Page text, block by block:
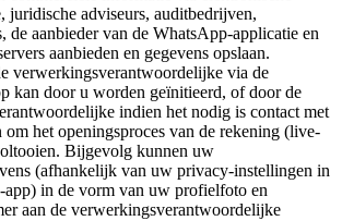
juridische adviseurs, auditbedrijven,
de aanbieder van de WhatsApp-applicatie en
aanbieden en gegevens opslaan.
verwerkingsverantwoordelijke via de
kan door u worden geïnitieerd, of door de
indien het nodig is contact met
om het openingsproces van de rekening (live-
Bijgevolg kunnen uw
(afhankelijk van uw privacy-instellingen in
app) in de vorm van uw profielfoto en
aan de verwerkingsverantwoordelijke